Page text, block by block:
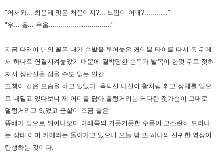
"어서와... 최음제 맛은 처음이지?... 느낌이 어때?............"
"우... 웁... 우웁................................"
지금 다영이 년의 꼴은 내가 손발을 묶어놓은 케이블 타이를 다시 등 뒤에
서 하나로 연결시켜놓았기 때문에 결박당한 손목과 발목이 한껏 뒤로 젖혀
져서 상반신을 접을 수도 없는 인간
꼬챙이 같은 모습을 하고 있었다. 육덕진 나신이 활처럼 휘고 상체를 앞으
로 내밀고 있다보니 제 어미를 닮아 출렁거리는 커다란 젖가슴이 그대로
덜렁거리고 있었고 군살이 조금 붙은
똥배가 앞으로 튀어나오며 아래쪽의 거뭇거뭇한 수풀이 고스란히 드러나
는 상태 이미 카메라는 돌아가고 있으니 오늘 밤 또 하나의 진귀한 영상이
탄생하는 것이다.